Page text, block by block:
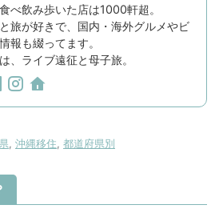
べ飲み歩いた店は1000軒超。
旅が好きで、国内・海外グルメやビ
報も綴ってます。
、ライブ遠征と母子旅。
, 沖縄移住, 都道府県別